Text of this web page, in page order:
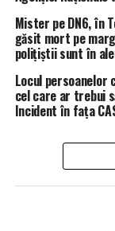
recoltate probe
În cauză a fost
săvârșirii
sub influența
și permisul de
Practic, polițiștii
faptă care ține
interes și un
din partea
Mister pe DN6, în
găsit mort pe
polițiștii sunt în
Locul persoanelor
cel care ar trebui
Incident în fața